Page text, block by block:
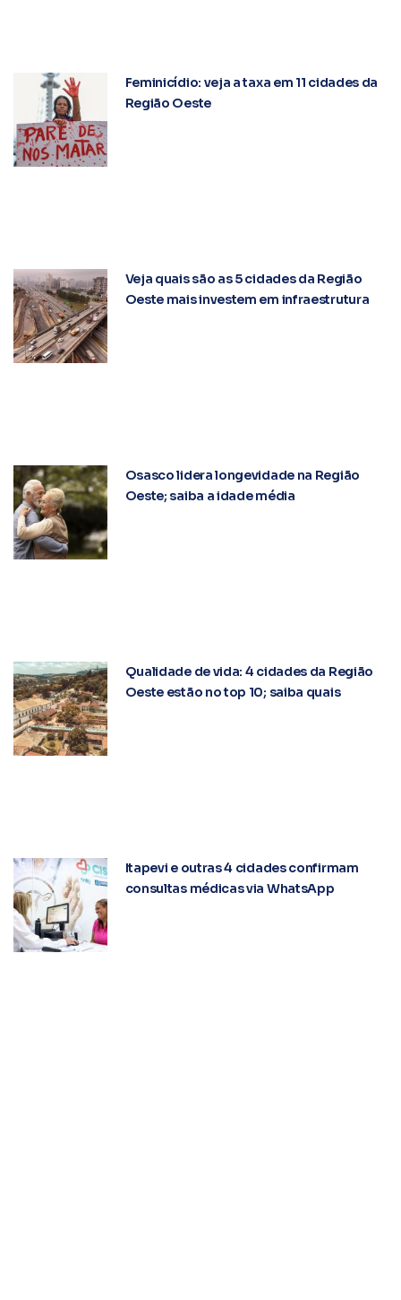
Feminicídio: veja a taxa em 11 cidades da
Região Oeste
Veja quais são as 5 cidades da Região
Oeste mais investem em infraestrutura
Osasco lidera longevidade na Região
Oeste; saiba a idade média
Qualidade de vida: 4 cidades da Região
Oeste estão no top 10; saiba quais
Itapevi e outras 4 cidades confirmam
consultas médicas via WhatsApp